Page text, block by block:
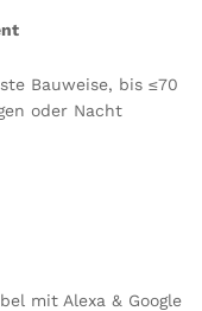
Bauweise, bis ≤70
oder Nacht
mit Alexa & Google